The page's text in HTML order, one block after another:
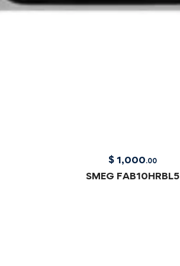
$ 1,000.00
SMEG FAB10HRBL5